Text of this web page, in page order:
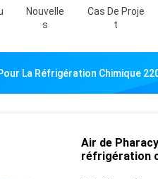
Nouvelle
S
Cas De Proje
T
La Réfrigération Chimique
Air de
réfrigération